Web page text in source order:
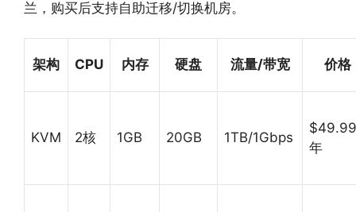
兰，购买后支持自助迁移/切换机房。
架构 CPU 内存 硬盘 流量/带宽 价格
KVM 2核 1GB 20GB 1TB/1Gbps
年